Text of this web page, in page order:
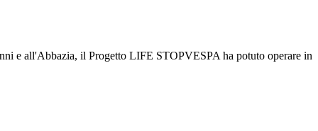
e all'Abbazia, il Progetto LIFE STOPVESPA ha potuto operare in